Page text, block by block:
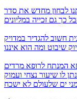
לבחון מחדש את סדר
כך גם זכייה במליונים
חשוב להגדיר במדויק
שיבוט ומה הוא איננו
המנתח לרופא מרדים
לו שיעור נצחי ועמוק
ים שלעולם לא ישכח